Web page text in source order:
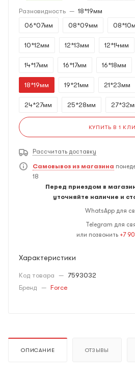
Разновидность — 18*19мм
06*07мм
08*09мм
10*12мм 12*13мм 12*14мм
14*17мм 16*17мм 16*18мм
18*19мм 19*21мм 21*23мм
24*27мм 25*28мм
КУПИТЬ В 1
Рассчитать доставку
Самовывоз из магазина
18
Перед приездом в
уточняйте наличие и
WhatsApp для
Telegram для
или позвонить +7
Характеристики
Код товара — 7593032
Бренд — Force
ОПИСАНИЕ ОТЗЫВЫ